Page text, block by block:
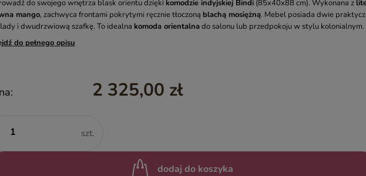
YASMIN – EGZOTYCZNE MEBLE DREWNIANE
do swojego wnętrza blask orientu dzięki komodzie indyjskiej Bindi(85x40x88 cm). Wykonana z
mango, zachwyca frontami pokrytymi ręcznie tłoczoną blachą mosiężną. Mebel posiada dwie
i dwudrzwiową szafkę. To idealna komoda orientalnado salonu lub przedpokoju w stylu kolonialnym.
do pełnego opisu
2 325,00 zł
szt.
dodaj do koszyka